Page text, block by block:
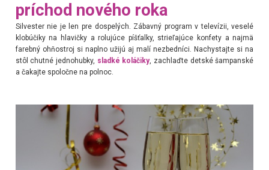
príchod nového roka
Silvester nie je len pre dospelých. Zábavný program v televízii, veselé
klobúčiky na hlavičky a rolujúce píšťalky, strieľajúce konfety a najmä
farebný ohňostroj si naplno užijú aj malí nezbedníci. Nachystajte si na
stôl chutné jednohubky, sladké koláčiky, zachlaďte detské šampanské
a čakajte spoločne na polnoc.